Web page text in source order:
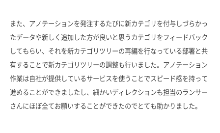
また、アノテーションを発注するたびに新カテゴリを付与しづらかっ
たデータや新しく追加した方が良いと思うカテゴリをフィードバック
してもらい、それを新カテゴリツリーの再編を行なっている部署と共
有することで新カテゴリツリーの調整も行いました。アノテーション
作業は自社が提供しているサービスを使うことでスピード感を持って
進めることができましたし、細かいディレクションも担当のランサー
さんにほぼ全てお願いすることができたのでとても助かりました。